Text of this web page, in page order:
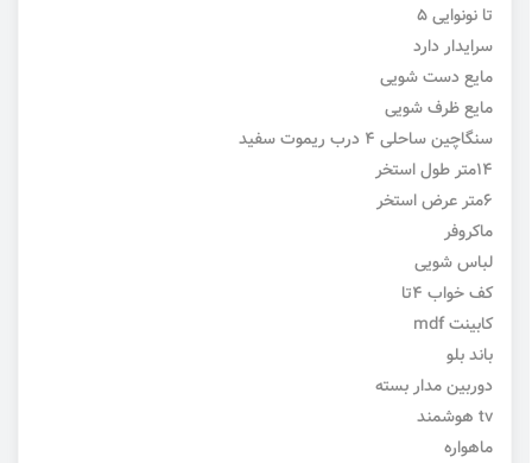
تا نونوایی ۵
سرایدار دارد
مایع دست شویی
مایع ظرف شویی
سنگاچین ساحلی ۴ درب ریموت سفید
۱۴متر طول استخر
۶متر عرض استخر
ماکروفر
لباس شویی
کف خواب ۴تا
کابینت mdf
باند بلو
دوربین مدار بسته
tv هوشمند
ماهواره